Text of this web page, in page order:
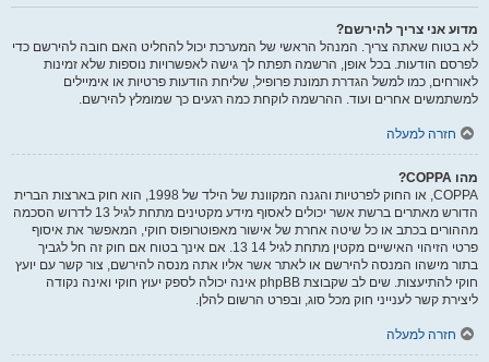
מדוע אני צריך להירשם?
לא בטוח שאתה צריך. המנהל הראשי של המערכת יכול להחליט האם חובה להירשם כדי
לפרסם הודעות. בכל אופן, הרשמה תפתח לך גישה לאפשרויות נוספות שלא זמינות
לאורחים, כמו למשל הגדרת תמונת פרופיל, שליחת הודעות פרטיות או אימיילים
למשתמשים אחרים ועוד. ההרשמה לוקחת כמה רגעים כך שמומלץ להירשם.
חזרה למעלה
מהו COPPA?
COPPA, או החוק לפרטיות והגנה המקוונת של הילד של 1998, הוא חוק בארצות הברית
הדורש מאתרים ברשת אשר יכולים לאסוף מידע מקטינים מתחת לגיל 13 לדרוש הסכמה
מההורים בכתב או כל שיטה אחרת של אישור מאפוטרופוס חוקי, המאפשר את איסוף
פרטי הזיהוי האישיים מקטין מתחת לגיל 14 13. אם אינך בטוח אם חוק זה חל לגביך
בתור מישהו המנסה להירשם או לאתר אשר אליו אתה מנסה להירשם, צור קשר עם יועץ
חוקי להתיעצות. שים לב שקבוצת phpBB אינה יכולה לספק יעוץ חוקי ואינה נקודה
ליצירת קשר לענייני חוק מכל סוג, ובפרט הרשום להלן.
חזרה למעלה